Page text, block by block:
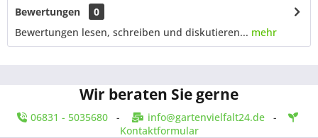
Bewertungen
0
Bewertungen lesen, schreiben und diskutieren... mehr
Wir beraten Sie gerne
06831 - 5035680- info@gartenvielfalt24.de-
Kontaktformular